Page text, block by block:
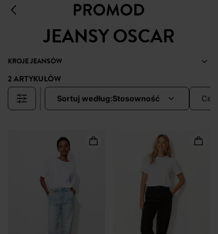
JEANSY OSCAR
KROJE JEANSÓW
2 ARTYKUŁÓW
sortuj według: stosowność